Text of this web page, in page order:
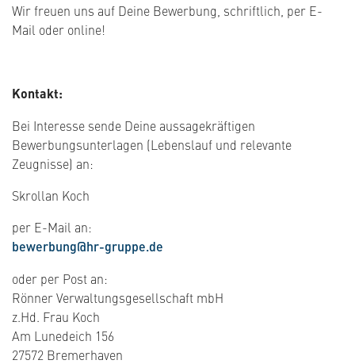
Wir freuen uns auf Deine Bewerbung, schriftlich, per E-
Mail oder online!
Kontakt:
Bei Interesse sende Deine aussagekräftigen
Bewerbungsunterlagen (Lebenslauf und relevante
Zeugnisse) an:
Skrollan Koch
per E-Mail an:
​​​​bewerbung@hr-gruppe.de
oder per Post an:
Rönner Verwaltungsgesellschaft mbH
z.Hd. Frau Koch
Am Lunedeich 156
27572 Bremerhaven